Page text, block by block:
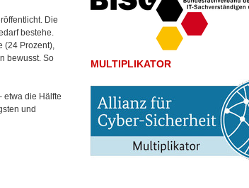
Die
bestehe.
(24 Prozent),
bewusst. So
etwa die Hälfte
und
MULTIPLIKATOR